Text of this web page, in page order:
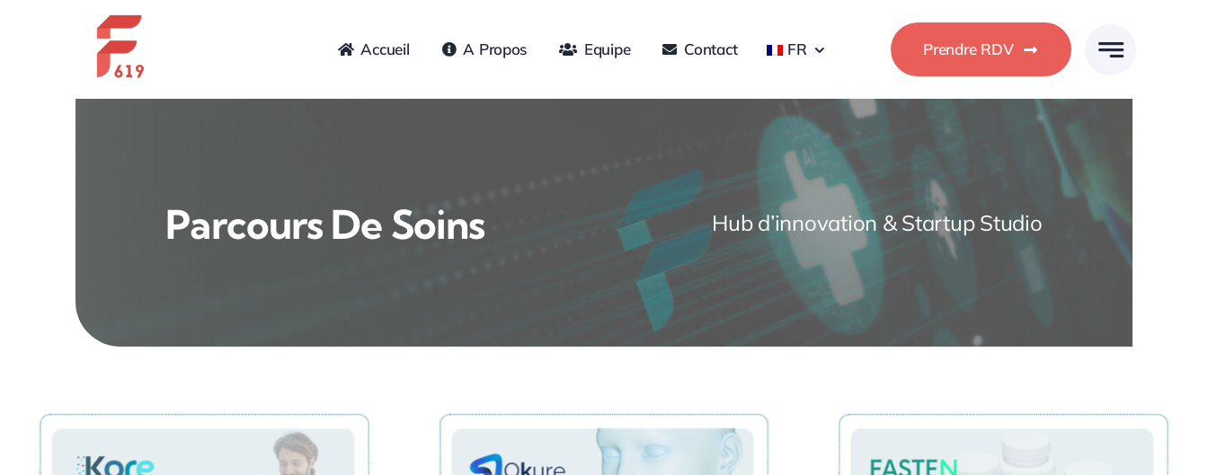
Accueil A Propos Equipe Contact FR Prendre RDV
Parcours De Soins Hub d’innovation & Startup Studio